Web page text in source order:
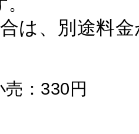
は、別途料
：330円 卸